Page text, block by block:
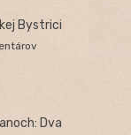
Bystrici
Dva